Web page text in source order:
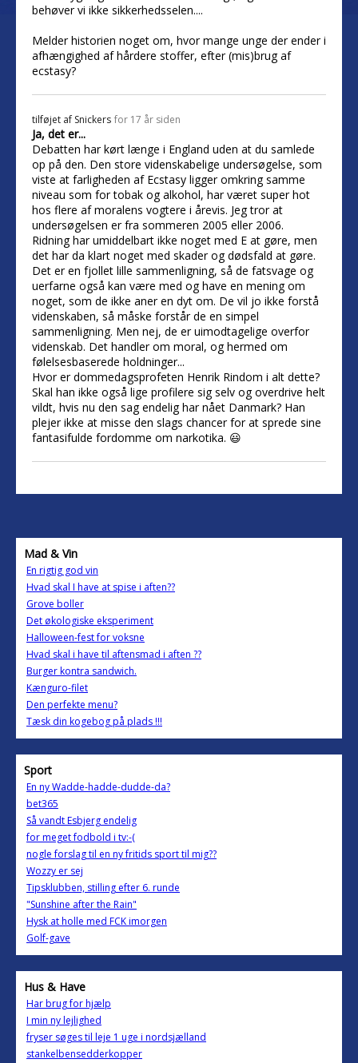
behøver vi ikke sikkerhedsselen....
Melder historien noget om, hvor mange unge der ender i
afhængighed af hårdere stoffer, efter (mis)brug af
ecstasy?
tilføjet af Snickers for 17 år siden
Ja, det er...
Debatten har kørt længe i England uden at du samlede
op på den. Den store videnskabelige undersøgelse, som
viste at farligheden af Ecstasy ligger omkring samme
niveau som for tobak og alkohol, har været super hot
hos flere af moralens vogtere i årevis. Jeg tror at
undersøgelsen er fra sommeren 2005 eller 2006.
Ridning har umiddelbart ikke noget med E at gøre, men
det har da klart noget med skader og dødsfald at gøre.
Det er en fjollet lille sammenligning, så de fatsvage og
uerfarne også kan være med og have en mening om
noget, som de ikke aner en dyt om. De vil jo ikke forstå
videnskaben, så måske forstår de en simpel
sammenligning. Men nej, de er uimodtagelige overfor
videnskab. Det handler om moral, og hermed om
følelsesbaserede holdninger...
Hvor er dommedagsprofeten Henrik Rindom i alt dette?
Skal han ikke også lige profilere sig selv og overdrive helt
vildt, hvis nu den sag endelig har nået Danmark? Han
plejer ikke at misse den slags chancer for at sprede sine
fantasifulde fordomme om narkotika. 😃
Mad & Vin
En rigtig god vin
Hvad skal I have at spise i aften??
Grove boller
Det økologiske eksperiment
Halloween-fest for voksne
Hvad skal i have til aftensmad i aften ??
Burger kontra sandwich.
Kænguro-filet
Den perfekte menu?
Tæsk din kogebog på plads !!!
Sport
En ny Wadde-hadde-dudde-da?
bet365
Så vandt Esbjerg endelig
for meget fodbold i tv:-(
nogle forslag til en ny fritids sport til mig??
Wozzy er sej
Tipsklubben, stilling efter 6. runde
"Sunshine after the Rain"
Hysk at holle med FCK imorgen
Golf-gave
Hus & Have
Har brug for hjælp
I min ny lejlighed
fryser søges til leje 1 uge i nordsjælland
stankelbensedderkopper